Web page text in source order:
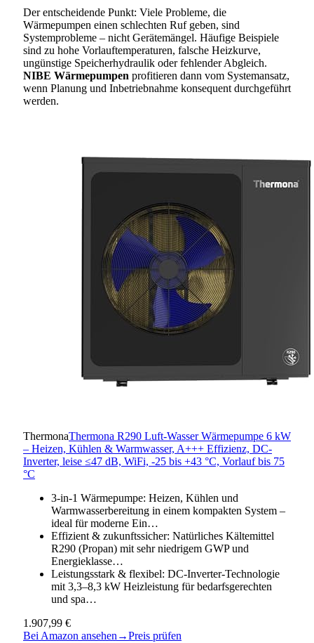
Der entscheidende Punkt: Viele Probleme, die
Wärmepumpen einen schlechten Ruf geben, sind
Systemprobleme – nicht Gerätemängel. Häufige Beispiele
sind zu hohe Vorlauftemperaturen, falsche Heizkurve,
ungünstige Speicherhydraulik oder fehlender Abgleich.
NIBE Wärmepumpen profitieren dann vom Systemansatz,
wenn Planung und Inbetriebnahme konsequent durchgeführt
werden.
ThermonaThermona R290 Luft-Wasser Wärmepumpe 6 kW
– Heizen, Kühlen & Warmwasser, A+++ Effizienz, DC-
Inverter, leise ≤47 dB, WiFi, -25 bis +43 °C, Vorlauf bis 75
°C
3-in-1 Wärmepumpe: Heizen, Kühlen und
Warmwasserbereitung in einem kompakten System –
ideal für moderne Ein…
Effizient & zukunftssicher: Natürliches Kältemittel
R290 (Propan) mit sehr niedrigem GWP und
Energieklasse…
Leistungsstark & flexibel: DC-Inverter-Technologie
mit 3,3–8,3 kW Heizleistung für bedarfsgerechten
und spa…
1.907,99 €
Bei Amazon ansehen →Preis prüfen